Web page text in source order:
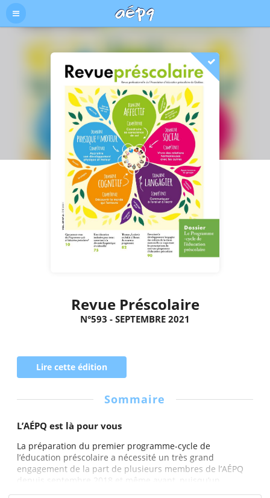
Revue Préscolaire
N°593 - SEPTEMBRE 2021
Lire cette édition
Sommaire
L’AÉPQ est là pour vous
La préparation du premier programme-cycle de
l’éducation préscolaire a nécessité un très grand
engagement de la part de plusieurs membres de l’AÉPQ
depuis septembre 2018 et même avant, puisqu’un...